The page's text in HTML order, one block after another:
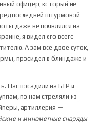
офицер, который не
штурмовой
даже не появлялся на
я видел его всего
А зам все двое суток,
просидел в блиндаже и
Нас посадили на БТР и
по нам стреляли из
артиллерия —
и минометные снаряды